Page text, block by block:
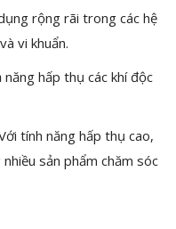
rộng rãi trong các hệ
vi khuẩn.
hấp thụ các khí độc
tính năng hấp thụ cao,
sản phẩm chăm sóc